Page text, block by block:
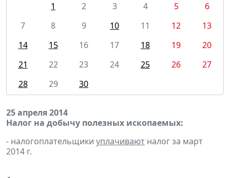
1
2 3 4 5
6
7
8 9 10 11 12
13
14
15 16 17 18 19
20
21
22 23 24 25 26
27
28
29 30
25 апреля 2014
Налог на добычу полезных ископаемых:
- налогоплательщики уплачивают налог за март
2014 г.